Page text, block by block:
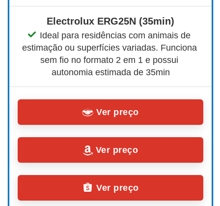
Electrolux ERG25N (35min)
Ideal para residências com animais de
estimação ou superfícies variadas. Funciona
sem fio no formato 2 em 1 e possui
autonomia estimada de 35min
Ver preço
Ver preço
Ver preço